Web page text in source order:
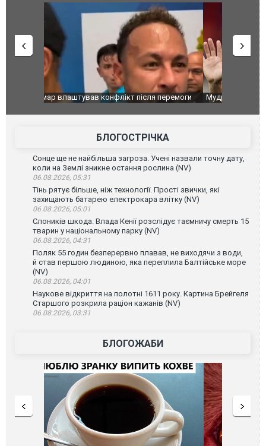
Мудрик провів перший матч за "Челсі" після
під час
Франції
БЛОГОСТРІЧКА
Сонце ще не найбільша загроза. Учені назвали точну дату,
коли на Землі зникне остання рослина (NV)
06.08.2026, 05:31
Тінь рятує більше, ніж технології. Прості звички, які
захищають батарею електрокара влітку (NV)
06.08.2026, 05:01
Слоників шкода. Влада Кенії розслідує таємничу смерть 15
тварин у національному парку (NV)
06.08.2026, 04:31
Поляк 55 годин безперервно плавав, не виходячи з води,
й став першою людиною, яка переплила Балтійське море
(NV)
06.08.2026, 04:01
Наукове відкриття на полотні 1611 року. Картина Брейгеля
Старшого розкрила раціон кажанів (NV)
06.08.2026, 03:31
БЛОГОЖАБИ